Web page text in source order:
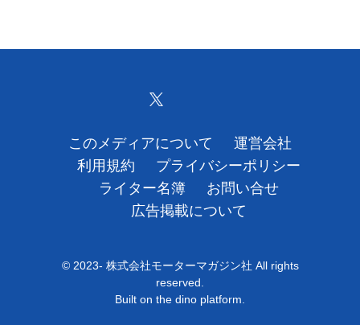
このメディアについて
運営会社
利用規約
プライバシーポリシー
ライター名簿
お問い合せ
広告掲載について
© 2023- 株式会社モーターマガジン社 All rights
reserved.
Built on the dino platform.